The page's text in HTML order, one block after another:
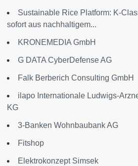
Sustainable Rice Platform: K-
sofort aus nachhaltigem...
KRONEMEDIA GmbH
G DATA CyberDefense AG
Falk Berberich Consulting GmbH
ilapo Internationale Ludwigs-
KG
3-Banken Wohnbaubank AG
Fitshop
Elektrokonzept Simsek